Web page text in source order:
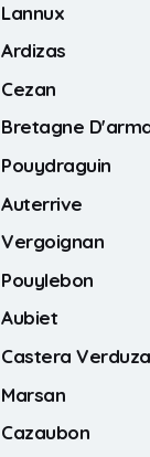
Lannux
Ardizas
Cezan
Bretagne
Pouydraguin
Auterrive
Vergoignan
Pouylebon
Aubiet
Castera
Marsan
Cazaubon